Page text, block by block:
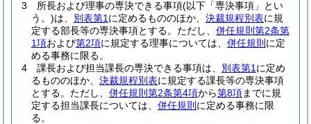
3
所長および理事の専決できる事項(以下「専決事項」とい
う。)は、 別表第1 に定めるもののほか、 決裁規程別表に規
定する部長等の専決事項とする。 ただし、 併任規則第2条第
1項および第2項に規定する理事については、 併任規則 に定
める事務に限る。
4
課長および担当課長の専決できる事項は、 別表第1 に定め
るもののほか、 決裁規程別表に規定する課長等の専決事項
とする。 ただし、 併任規則第2条第4項から第8項までに規
定する担当課長については、 併任規則 に定める事務に限
る。